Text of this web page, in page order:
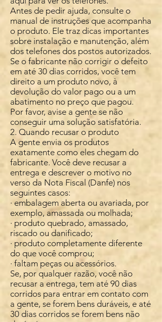
Antes de pedir ajuda, consulte o
manual de instruções que acompanha
o produto. Ele traz dicas importantes
sobre instalação e manutenção, além
dos telefones dos postos autorizados.
Se o fabricante não corrigir o defeito
em até 30 dias corridos, você tem
direito a um produto novo, à
devolução do valor pago ou a um
abatimento no preço que pagou.
Por favor, avise a gente se não
conseguir uma solução satisfatória.
2. Quando recusar o produto
A gente envia os produtos
exatamente como eles chegam do
fabricante. Você deve recusar a
entrega e descrever o motivo no
verso da Nota Fiscal (Danfe) nos
seguintes casos:
· embalagem aberta ou avariada, por
exemplo, amassada ou molhada;
· produto quebrado, amassado,
riscado ou danificado;
· produto completamente diferente
do que você comprou;
· faltam peças ou acessórios.
Se, por qualquer razão, você não
recusar a entrega, tem até 90 dias
corridos para entrar em contato com
a gente, se forem bens duráveis, e até
30 dias corridos se forem bens não